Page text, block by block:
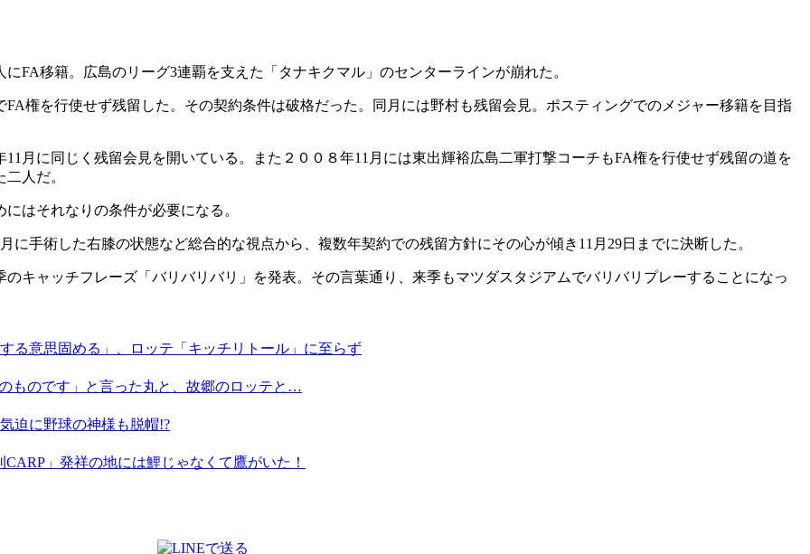
FA移籍。広島のリーグ3連覇を支えた「タナキクマル」のセンターラインが崩れた。
権を行使せず残留した。その契約条件は破格だった。同月には野村も残留会見。ポスティングでのメジャー移籍を目指
月に同じく残留会見を開いている。また２００８年11月には東出輝裕広島二軍打撃コーチもFA権を行使せず残留の道を
人だ。
はそれなりの条件が必要になる。
手術した右膝の状態など総合的な視点から、複数年契約での残留方針にその心が傾き11月29日までに決断した。
キャッチフレーズ「バリバリバリ」を発表。その言葉通り、来季もマツダスタジアムでバリバリプレーすることになっ
る意思固める」、ロッテ「キッチリトール」に至らず
ものです」と言った丸と、故郷のロッテと…
迫に野球の神様も脱帽!?
」発祥の地には鯉じゃなくて鷹がいた！